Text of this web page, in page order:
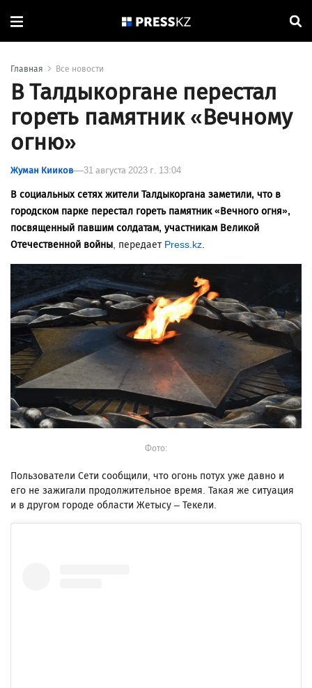
Главная Все новости
В Талдыкоргане перестал
гореть памятник «Вечному
огню»
Жуман Кииков 31 августа 2023 г. 13:04
В социальных сетях жители Талдыкоргана заметили, что в
городском парке перестал гореть памятник «Вечного огня»,
посвященный павшим солдатам, участникам Великой
Отечественной войны, передает Press.kz.
Фото:
Пользователи Сети сообщили, что огонь потух уже давно и
его не зажигали продолжительное время. Такая же ситуация
и в другом городе области Жетысу – Текели.